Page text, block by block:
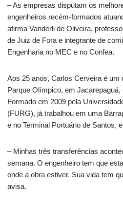
– As empresas disputam os
engenheiros recém-formados
afirma Vanderli de Oliveira,
de Juiz de Fora e integrante de
Engenharia no MEC e no Confea.
Aos 25 anos, Carlos Cerveira é um
Parque Olímpico, em Jacarepaguá,
Formado em 2009 pela
(FURG), já trabalhou em uma
e no Terminal Portuário de Santos,
– Minhas três transferências
semana. O engenheiro tem que
onde a obra estiver. Sua vida tem
avisa.